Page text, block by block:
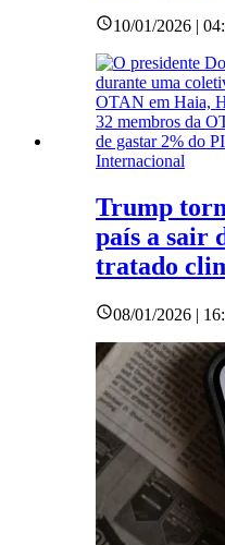
10/01/2026 |
Internacional
Trump
país a sair
tratado
08/01/2026 |